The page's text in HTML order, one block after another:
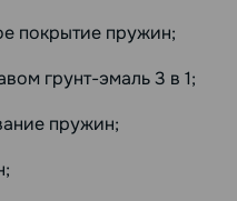
покрытие пружин;
грунт-эмаль 3 в 1;
пружин;